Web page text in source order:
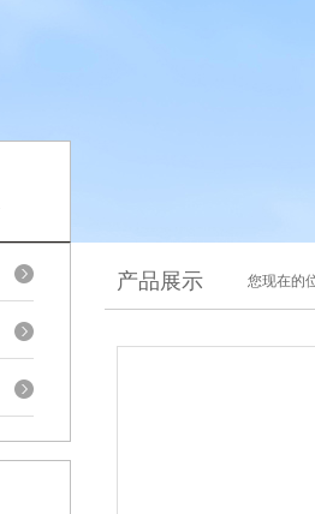
产品展示 您现在的